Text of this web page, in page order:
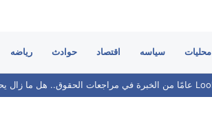
محليات سياسه اقتصاد حوادث رياضه